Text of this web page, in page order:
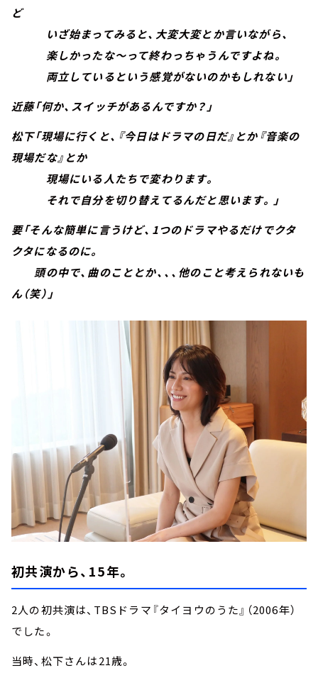
ど
いざ始まってみると、大変大変とか言いながら、
楽しかったな～って終わっちゃうんですよね。
両立しているという感覚がないのかもしれない」
近藤「何か、スイッチがあるんですか？」
松下「現場に行くと、『今日はドラマの日だ』とか『音楽の
現場だな』とか
現場にいる人たちで変わります。
それで自分を切り替えてるんだと思います。」
要「そんな簡単に言うけど、1つのドラマやるだけでクタ
クタになるのに。
頭の中で、曲のこととか、、、他のこと考えられないも
ん（笑）」
初共演から、15年。
2人の初共演は、TBSドラマ『タイヨウのうた』（2006年）
でした。
当時、松下さんは21歳。